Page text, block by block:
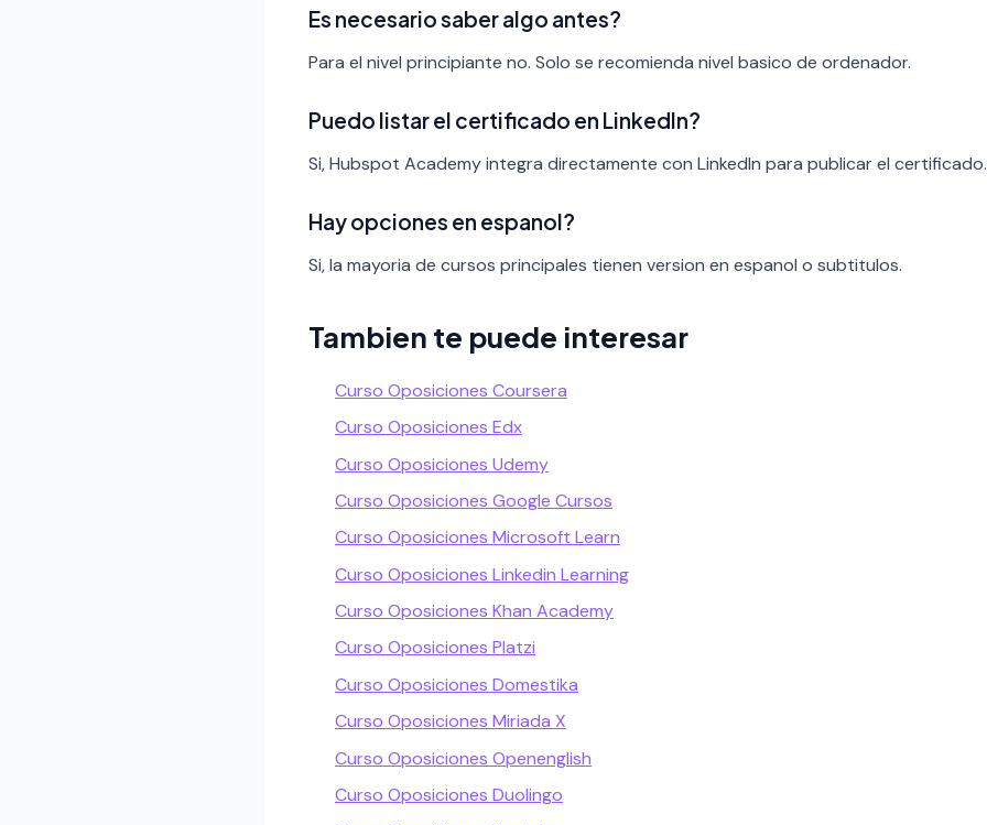
Es necesario saber algo antes?
Para el nivel principiante no. Solo se recomienda nivel basico de ordenador.
Puedo listar el certificado en LinkedIn?
Si, Hubspot Academy integra directamente con LinkedIn para publicar el certificado.
Hay opciones en espanol?
Si, la mayoria de cursos principales tienen version en espanol o subtitulos.
Tambien te puede interesar
Curso Oposiciones Coursera
Curso Oposiciones Edx
Curso Oposiciones Udemy
Curso Oposiciones Google Cursos
Curso Oposiciones Microsoft Learn
Curso Oposiciones Linkedin Learning
Curso Oposiciones Khan Academy
Curso Oposiciones Platzi
Curso Oposiciones Domestika
Curso Oposiciones Miriada X
Curso Oposiciones Openenglish
Curso Oposiciones Duolingo